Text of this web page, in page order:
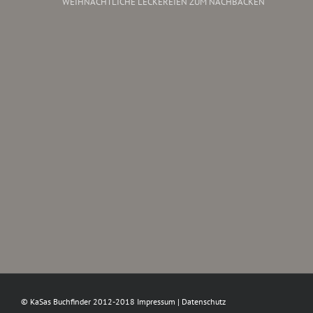
© KaSas Buchfinder 2012-2018 Impressum | Datenschutz